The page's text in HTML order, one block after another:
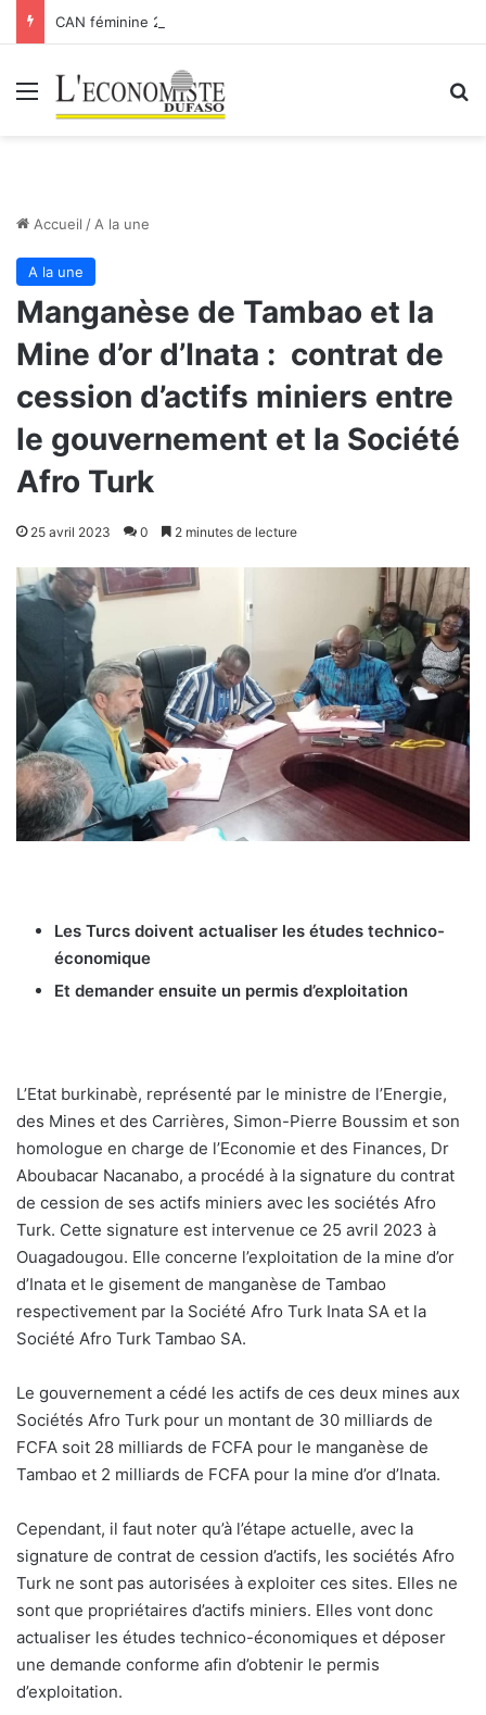
Menu
Accueil / A la une
A la une
Manganèse de Tambao et la
Mine d’or d’Inata : contrat de
cession d’actifs miniers entre
le gouvernement et la Société
Afro Turk
25 avril 2023 0 2 minutes de lecture
Les Turcs doivent actualiser les études technico-
économique
Et demander ensuite un permis d’exploitation
L’Etat burkinabè, représenté par le ministre de l’Energie,
des Mines et des Carrières, Simon-Pierre Boussim et son
homologue en charge de l’Economie et des Finances, Dr
Aboubacar Nacanabo, a procédé à la signature du contrat
de cession de ses actifs miniers avec les sociétés Afro
Turk. Cette signature est intervenue ce 25 avril 2023 à
Ouagadougou. Elle concerne l’exploitation de la mine d’or
d’Inata et le gisement de manganèse de Tambao
respectivement par la Société Afro Turk Inata SA et la
Société Afro Turk Tambao SA.
Le gouvernement a cédé les actifs de ces deux mines aux
Sociétés Afro Turk pour un montant de 30 milliards de
FCFA soit 28 milliards de FCFA pour le manganèse de
Tambao et 2 milliards de FCFA pour la mine d’or d’Inata.
Cependant, il faut noter qu’à l’étape actuelle, avec la
signature de contrat de cession d’actifs, les sociétés Afro
Turk ne sont pas autorisées à exploiter ces sites. Elles ne
sont que propriétaires d’actifs miniers. Elles vont donc
actualiser les études technico-économiques et déposer
une demande conforme afin d’obtenir le permis
d’exploitation.